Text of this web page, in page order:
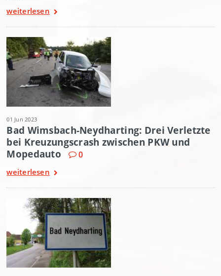
weiterlesen
01 Jun 2023
Bad Wimsbach-Neydharting: Drei Verletzte
bei Kreuzungscrash zwischen PKW und
Mopedauto
0
weiterlesen